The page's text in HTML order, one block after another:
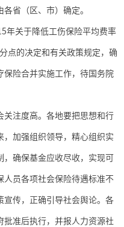
省（区、市）确定。
年关于降低工伤保险平均费率
点的决定和有关政策规定，确
保险合并实施工作，待国务院
关注度高。各地要把思想和行
，加强组织领导，精心组织实
确保基金应收尽收，实现可
人员各项社会保险待遇标准不
宣传，正确引导社会舆论。各
批准后执行，并报人力资源社